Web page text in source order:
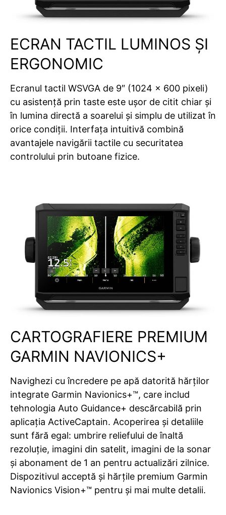
ECRAN TACTIL LUMINOS ȘI
ERGONOMIC
Ecranul tactil WSVGA de 9″ (1024 x 600 pixeli)
cu asistență prin taste este ușor de citit chiar și
în lumina directă a soarelui și simplu de utilizat în
orice condiții. Interfața intuitivă combină
avantajele navigării tactile cu securitatea
controlului prin butoane fizice.
CARTOGRAFIERE PREMIUM
GARMIN NAVIONICS+
Navighezi cu încredere pe apă datorită hărților
integrate Garmin Navionics+™, care includ
tehnologia Auto Guidance+ descărcabilă prin
aplicația ActiveCaptain. Acoperirea și detaliile
sunt fără egal: umbrire reliefului de înaltă
rezoluție, imagini din satelit, imagini de la sonar
și abonament de 1 an pentru actualizări zilnice.
Dispozitivul acceptă și hărțile premium Garmin
Navionics Vision+™ pentru și mai multe detalii.